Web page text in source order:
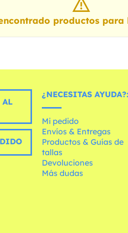
productos
AL
¿NECESITAS AYUDA?:
Mi pedido
Envíos & Entregas
Productos & Guías de
tallas
Devoluciones
Más dudas